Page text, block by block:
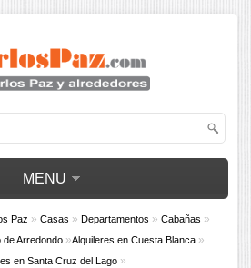
MENU
Paz » Casas » Departamentos » Cabañas »
de Arredondo »Alquileres en Cuesta Blanca »
en Santa Cruz del Lago »